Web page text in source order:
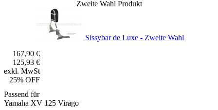
Zweite Wahl Produkt
Sissybar de Luxe - Zweite Wahl
167,90 €
125,93 €
exkl. MwSt
25% OFF
Passend für
Yamaha XV 125 Virago